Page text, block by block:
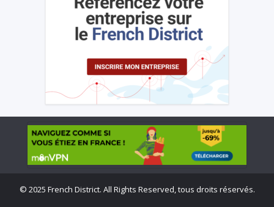
© 2025 French District. All Rights Reserved, tous droits réservés.